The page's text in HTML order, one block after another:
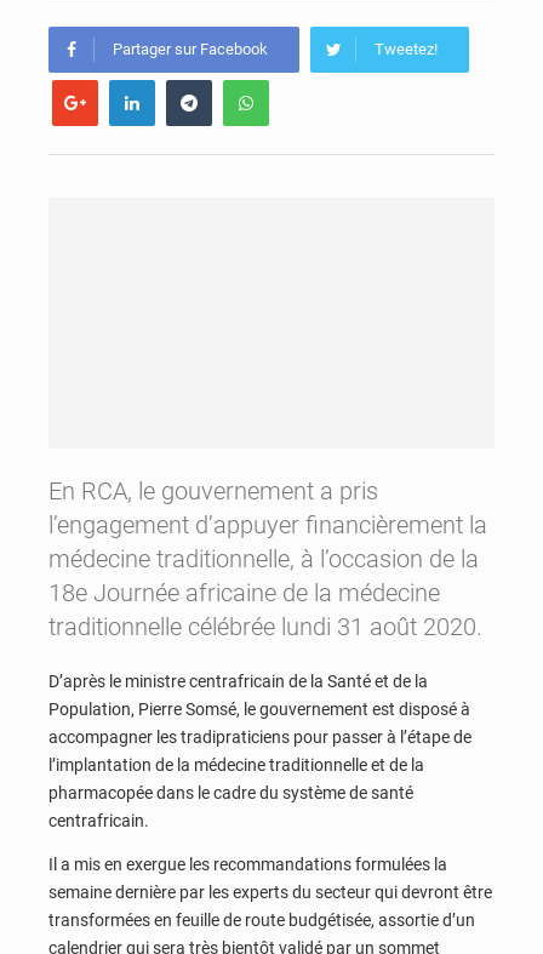
Partager sur Facebook Tweetez!
En RCA, le gouvernement a pris
l’engagement d’appuyer financièrement la
médecine traditionnelle, à l’occasion de la
18e Journée africaine de la médecine
traditionnelle célébrée lundi 31 août 2020.
D’après le ministre centrafricain de la Santé et de la
Population, Pierre Somsé, le gouvernement est disposé à
accompagner les tradipraticiens pour passer à l’étape de
l’implantation de la médecine traditionnelle et de la
pharmacopée dans le cadre du système de santé
centrafricain.
Il a mis en exergue les recommandations formulées la
semaine dernière par les experts du secteur qui devront être
transformées en feuille de route budgétisée, assortie d’un
calendrier qui sera très bientôt validé par un sommet